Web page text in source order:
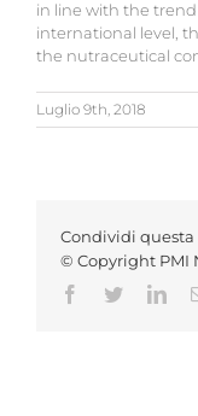
in line with the
international level,
the nutraceutical
Luglio 9th, 2018
Condividi questa
© Copyright PMI
Facebook
Twitter